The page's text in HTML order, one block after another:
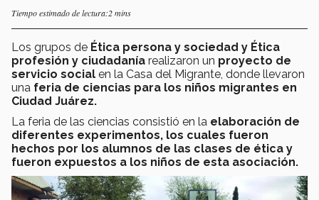
Tiempo estimado de lectura:2 mins
Los grupos de Ética persona y sociedad y Ética
profesión y ciudadanía realizaron un proyecto de
servicio social en la Casa del Migrante, donde llevaron
una feria de ciencias para los niños migrantes en
Ciudad Juárez.
La feria de las ciencias consistió en la elaboración de
diferentes experimentos, los cuales fueron
hechos por los alumnos de las clases de ética y
fueron expuestos a los niños de esta asociación.